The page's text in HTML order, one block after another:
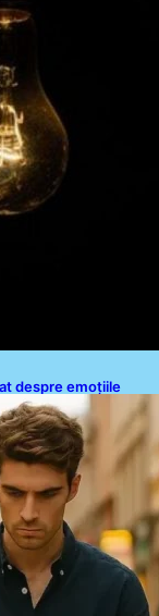
despre emoțiile